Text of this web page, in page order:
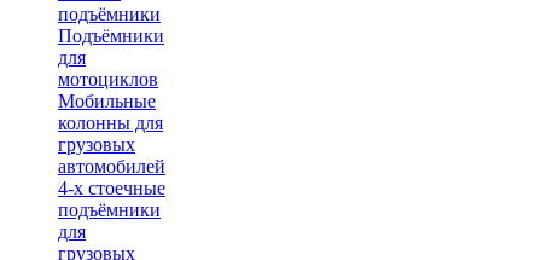
подъёмники
Подъёмники
для
мотоциклов
Мобильные
колонны для
грузовых
автомобилей
4-х стоечные
подъёмники
для
грузовых